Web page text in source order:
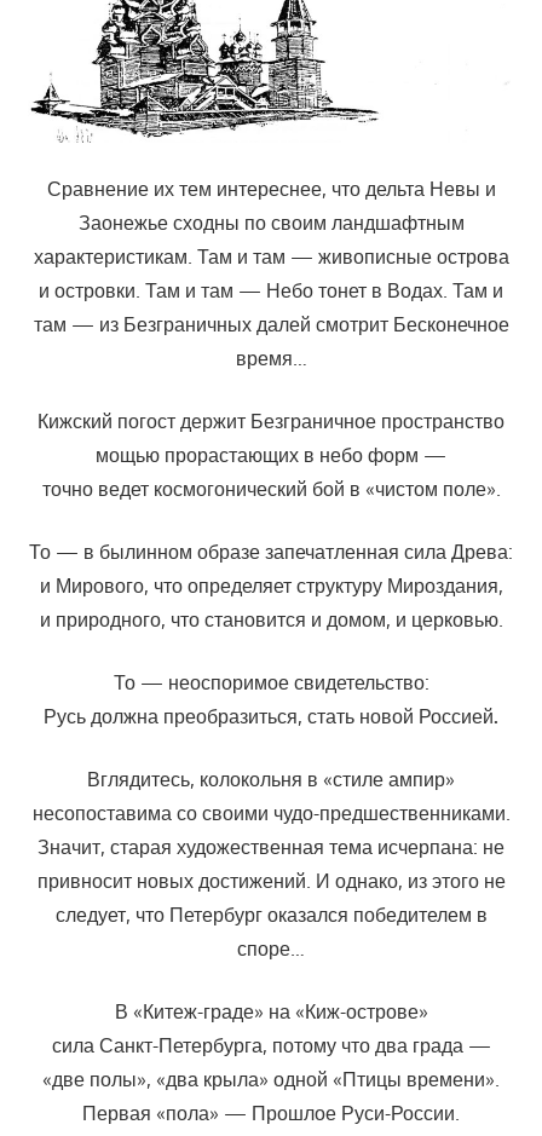
Сравнение их тем интереснее, что дельта Невы и
Заонежье сходны по своим ландшафтным
характеристикам. Там и там — живописные острова
и островки. Там и там — Небо тонет в Водах. Там и
там — из Безграничных далей смотрит Бесконечное
время…
Кижский погост держит Безграничное пространство
мощью прорастающих в небо форм —
точно ведет космогонический бой в «чистом поле».
То — в былинном образе запечатленная сила Древа:
и Мирового, что определяет структуру Мироздания,
и природного, что становится и домом, и церковью.
То — неоспоримое свидетельство:
Русь должна преобразиться, стать новой Россией.
Вглядитесь, колокольня в «стиле ампир»
несопоставима со своими чудо-предшественниками.
Значит, старая художественная тема исчерпана: не
привносит новых достижений. И однако, из этого не
следует, что Петербург оказался победителем в
споре…
В «Китеж-граде» на «Киж-острове»
сила Санкт-Петербурга, потому что два града —
«две полы», «два крыла» одной «Птицы времени».
Первая «пола» — Прошлое Руси-России.